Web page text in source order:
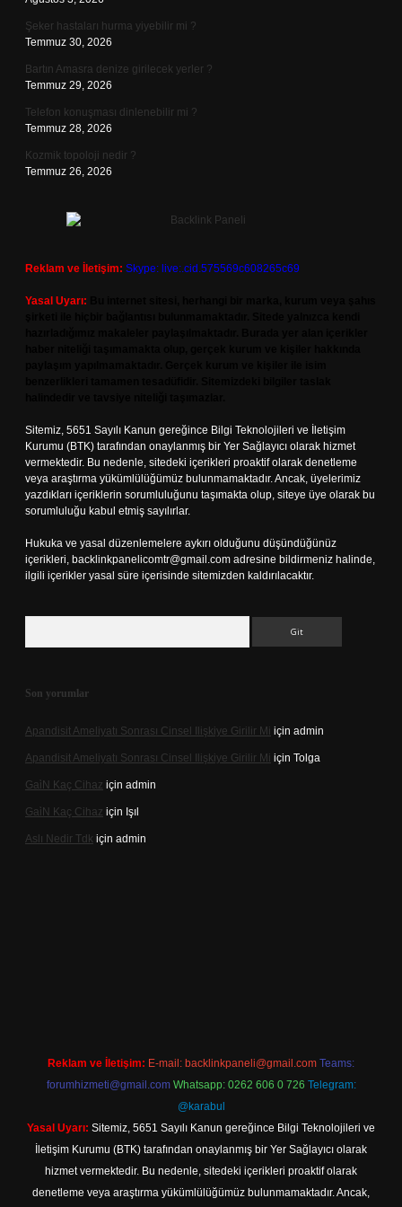
Şeker hastaları hurma yiyebilir mi ?
Temmuz 30, 2026
Bartın Amasra denize girilecek yerler ?
Temmuz 29, 2026
Telefon konuşması dinlenebilir mi ?
Temmuz 28, 2026
Kozmik topoloji nedir ?
Temmuz 26, 2026
Reklam ve İletişim: Skype: live:.cid.575569c608265c69
Yasal Uyarı:
Sitemiz, 5651 Sayılı Kanun gereğince Bilgi Teknolojileri ve İletişim
Kurumu (BTK) tarafından onaylanmış bir Yer Sağlayıcı olarak hizmet
vermektedir. Bu nedenle, sitedeki içerikleri proaktif olarak denetleme
veya araştırma yükümlülüğümüz bulunmamaktadır. Ancak, üyelerimiz
yazdıkları içeriklerin sorumluluğunu taşımakta olup, siteye üye olarak bu
sorumluluğu kabul etmiş sayılırlar.
Hukuka ve yasal düzenlemelere aykırı olduğunu düşündüğünüz
içerikleri, backlinkpanelicomtr@gmail.com adresine bildirmeniz halinde,
ilgili içerikler yasal süre içerisinde sitemizden kaldırılacaktır.
Son yorumlar
Apandisit Ameliyatı Sonrası Cinsel Ilişkiye Girilir Mi için admin
Apandisit Ameliyatı Sonrası Cinsel Ilişkiye Girilir Mi için Tolga
Gai̇N Kaç Cihaz için admin
Gai̇N Kaç Cihaz için Işıl
Aslı Nedir Tdk için admin
Reklam ve İletişim: E-mail: backlinkpaneli@gmail.com Teams:
forumhizmeti@gmail.com Whatsapp: 0262 606 0 726 Telegram:
@karabul
Yasal Uyarı: Sitemiz, 5651 Sayılı Kanun gereğince Bilgi Teknolojileri ve
İletişim Kurumu (BTK) tarafından onaylanmış bir Yer Sağlayıcı olarak
hizmet vermektedir. Bu nedenle, sitedeki içerikleri proaktif olarak
denetleme veya araştırma yükümlülüğümüz bulunmamaktadır. Ancak,